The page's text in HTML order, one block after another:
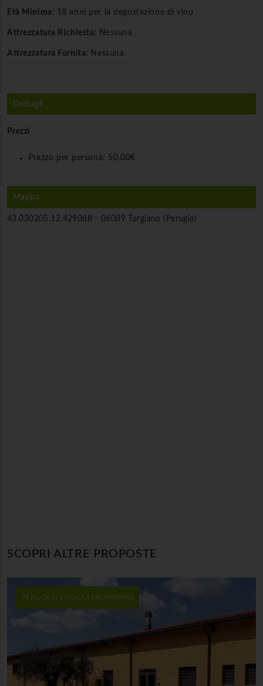
Età Minima: 18 anni per la degustazione di vino
Attrezzatura Richiesta: Nessuna
Attrezzatura Fornita: Nessuna
Dettagli
Prezzi
Prezzo per persona: 50,00€
Mappa
43.030205,12.429088 - 06089 Torgiano (Perugia)
SCOPRI ALTRE PROPOSTE
PERCORSI ENOGASTRONOMICI